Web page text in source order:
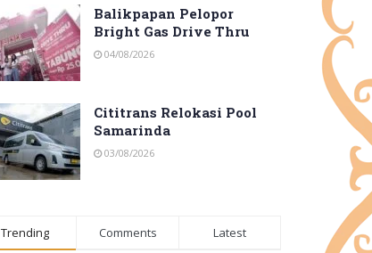
Balikpapan Pelopor
Bright Gas Drive Thru
04/08/2026
Cititrans Relokasi Pool
Samarinda
03/08/2026
Trending Comments Latest